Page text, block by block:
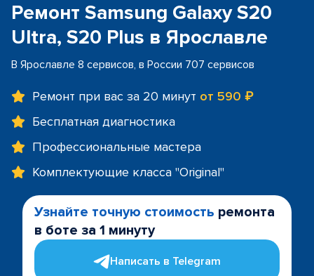
Ремонт Samsung Galaxy S20
Ultra, S20 Plus в Ярославле
В Ярославле 8 сервисов, в России 707 сервисов
Ремонт при вас за 20 минут от 590 ₽
Бесплатная диагностика
Профессиональные мастера
Комплектующие класса "Original"
Узнайте точную стоимость ремонта
в боте за 1 минуту
Написать в Telegram